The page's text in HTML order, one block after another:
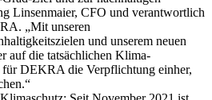
Linsenmaier, CFO und verantwortlich
„Mit unseren
und unserem neuen
auf die tatsächlichen Klima-
DEKRA die Verpflichtung einher,